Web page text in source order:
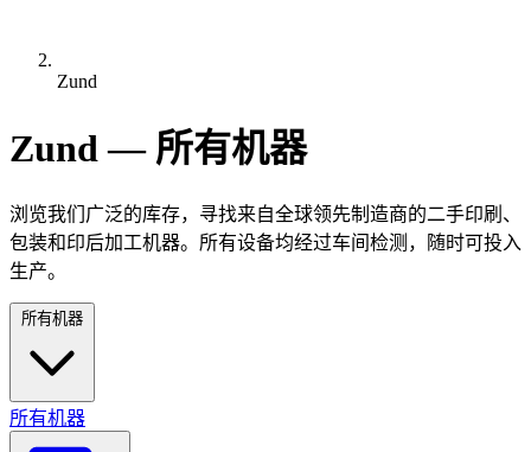
Zund
Zund — 所有机器
浏览我们广泛的库存，寻找来自全球领先制造商的二手印刷、
包装和印后加工机器。所有设备均经过车间检测，随时可投入
生产。
所有机器
所有机器